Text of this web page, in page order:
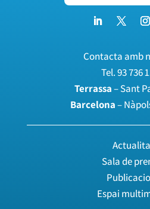
Contacta amb
Tel.93 736
Terrassa– Sant
Barcelona–
Sala de
Espai